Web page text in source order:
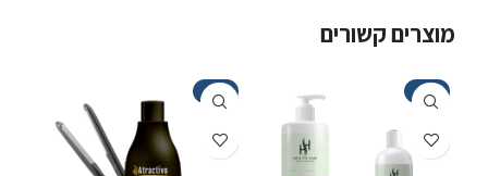
מוצרים קשורים
-25%
-25%